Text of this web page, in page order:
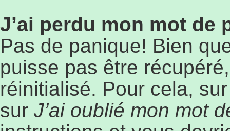
J’ai perdu mon mot de
Pas de panique! Bien
puisse pas être
réinitialisé. Pour cela,
sur J’ai oublié mon mot